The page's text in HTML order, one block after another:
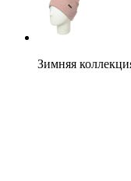
Зимняя